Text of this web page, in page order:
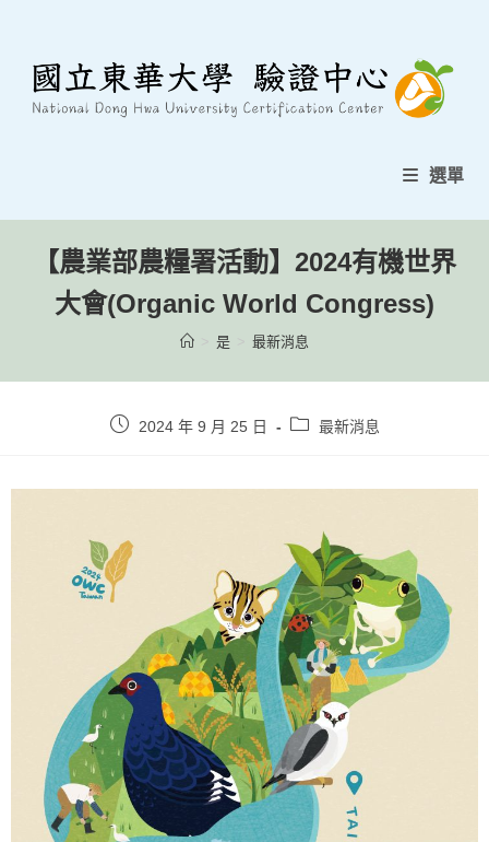
選單
【農業部農糧署活動】2024有機世界
大會(Organic World Congress)
是 最新消息
2024 年 9 月 25 日 最新消息